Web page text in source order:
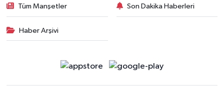
Tüm Manşetler Son Dakika Haberleri
Haber Arşivi